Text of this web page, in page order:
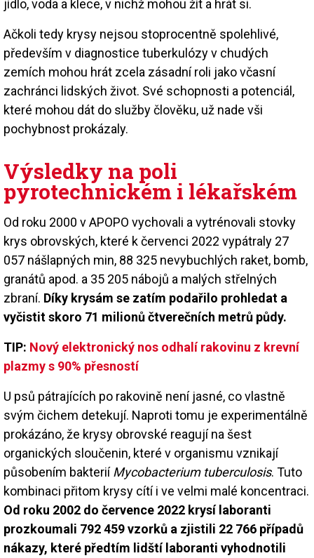
jídlo, voda a klece, v nichž mohou žít a hrát si.
Ačkoli tedy krysy nejsou stoprocentně spolehlivé,
především v diagnostice tuberkulózy v chudých
zemích mohou hrát zcela zásadní roli jako včasní
zachránci lidských život. Své schopnosti a potenciál,
které mohou dát do služby člověku, už nade vši
pochybnost prokázaly.
Výsledky na poli
pyrotechnickém i lékařském
Od roku 2000 v APOPO vychovali a vytrénovali stovky
krys obrovských, které k červenci 2022 vypátraly 27
057 nášlapných min, 88 325 nevybuchlých raket, bomb,
granátů apod. a 35 205 nábojů a malých střelných
zbraní. Díky krysám se zatím podařilo prohledat a
vyčistit skoro 71 milionů čtverečních metrů půdy.
TIP: Nový elektronický nos odhalí rakovinu z krevní
plazmy s 90% přesností
U psů pátrajících po rakovině není jasné, co vlastně
svým čichem detekují. Naproti tomu je experimentálně
prokázáno, že krysy obrovské reagují na šest
organických sloučenin, které v organismu vznikají
působením bakteriíMycobacterium tuberculosis. Tuto
kombinaci přitom krysy cítí i ve velmi malé koncentraci.
Od roku 2002 do července 2022 krysí laboranti
prozkoumali 792 459 vzorků a zjistili 22 766 případů
nákazy, které předtím lidští laboranti vyhodnotili